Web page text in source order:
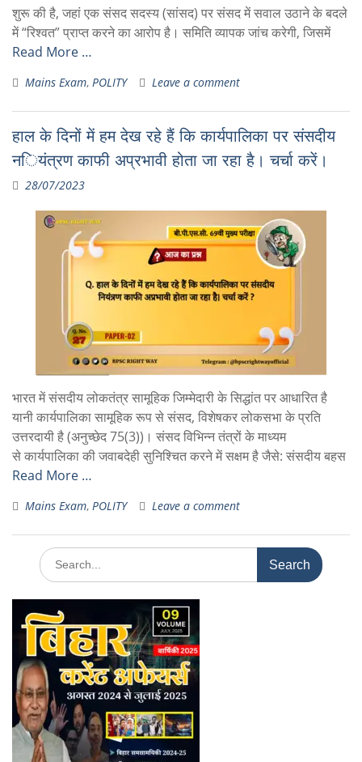
शुरू की है, जहां एक संसद सदस्य (सांसद) पर संसद में सवाल उठाने के बदले
में “रिश्वत” प्राप्त करने का आरोप है। समिति व्यापक जांच करेगी, जिसमें
Read More …
Mains Exam, POLITY Leave a comment
हाल के दिनों में हम देख रहे हैं कि कार्यपालिका पर संसदीय
नियंत्रण काफी अप्रभावी होता जा रहा है। चर्चा करें।
28/07/2023
भारत में संसदीय लोकतंत्र सामूहिक जिम्मेदारी के सिद्धांत पर आधारित है
यानी कार्यपालिका सामूहिक रूप से संसद, विशेषकर लोकसभा के प्रति
उत्तरदायी है (अनुच्छेद 75(3))। संसद विभिन्न तंत्रों के माध्यम
से कार्यपालिका की जवाबदेही सुनिश्चित करने में सक्षम है जैसे: संसदीय बहस
Read More …
Mains Exam, POLITY Leave a comment